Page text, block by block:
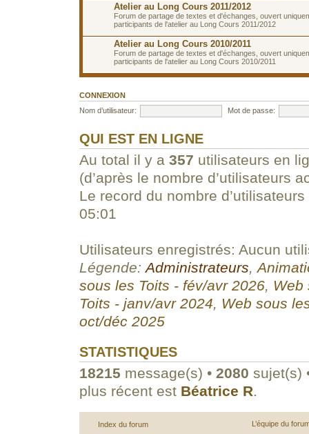
Atelier au Long Cours 2011/2012
Forum de partage de textes et d'échanges, ouvert
participants de l'atelier au Long Cours 2011/2012
Atelier au Long Cours 2010/2011
Forum de partage de textes et d'échanges, ouvert
participants de l'atelier au Long Cours 2010/2011
CONNEXION
Nom d’utilisateur:
Mot de passe:
QUI EST EN LIGNE
Au total il y a 357 utilisateurs en
(d’après le nombre d’utilisateurs
Le record du nombre
05:01
Utilisateurs enregistrés: Aucun
Légende:Administrateurs,
sous les Toits - fév/avr 2026, Web
Toits - janv/avr 2024, Web sous
oct/déc 2025
STATISTIQUES
18215 message(s) • 2080 sujet(s)
plus récent est Béatrice R.
Index du forum L’équipe du